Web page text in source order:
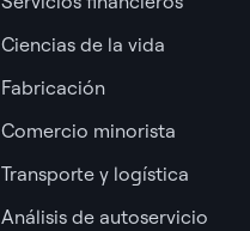
Ciencias de la vida
Fabricación
Comercio minorista
Transporte y logística
Análisis de autoservicio